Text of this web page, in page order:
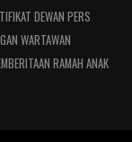
DEWAN PERS
WARTAWAN
RAMAH ANAK